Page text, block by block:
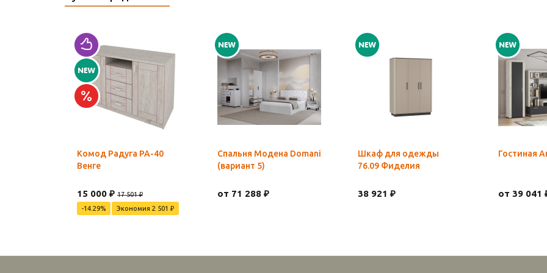
Комод Радуга РА-40
Венге
15 000 ₽ 17 501 ₽
-14.29%
Экономия 2 501 ₽
Спальня Модена Domani
(вариант 5)
от 71 288 ₽
Шкаф для одежды
76.09 Фиделия
38 921 ₽
Гостиная
от 39 041